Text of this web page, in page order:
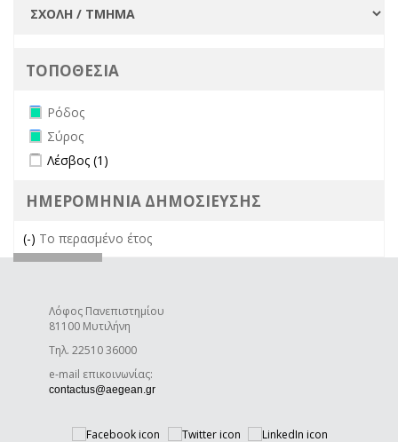
ΤΟΠΟΘΕΣΙΑ
Remove Ρόδος filter
Ρόδος
Remove Σύρος filter
Σύρος
Apply Λέσβος filter
Λέσβος (1)
ΗΜΕΡΟΜΗΝΙΑ ΔΗΜΟΣΙΕΥΣΗΣ
(-) Remove Το περασμένο έτος filter
Το περασμένο έτος
Λόφος Πανεπιστημίου
81100 Μυτιλήνη
Τηλ. 22510 36000
e-mail επικοινωνίας:
contactus@aegean.gr